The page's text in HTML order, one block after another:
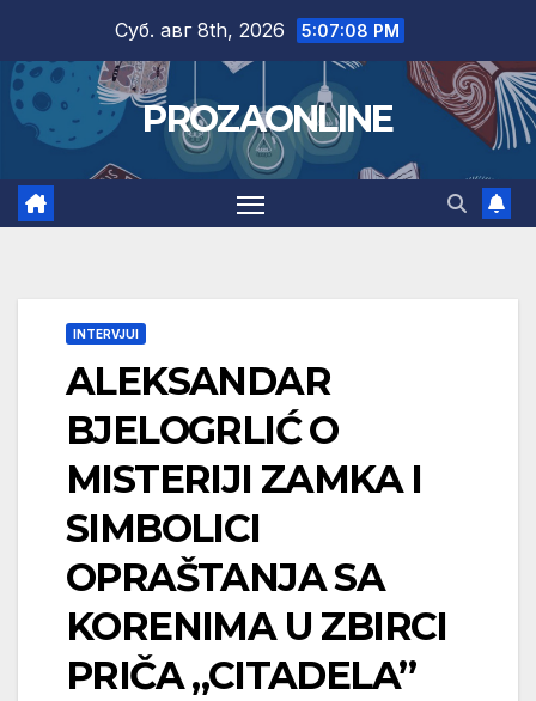
content
Суб. авг 8th, 2026 5:07:09 PM
PROZAONLINE
INTERVJUI
ALEKSANDAR
BJELOGRLIĆ O
MISTERIJI ZAMKA I
SIMBOLICI
OPRAŠTANJA SA
KORENIMA U ZBIRCI
PRIČA „CITADELA”